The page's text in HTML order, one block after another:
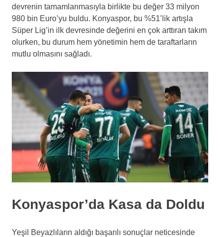
devrenin tamamlanmasıyla birlikte bu değer 33 milyon
980 bin Euro’yu buldu. Konyaspor, bu %51’lik artışla
Süper Lig’in ilk devresinde değerini en çok arttıran takım
olurken, bu durum hem yönetimin hem de taraftarların
mutlu olmasını sağladı.
Konyaspor’da Kasa da Doldu
Yeşil Beyazlıların aldığı başarılı sonuçlar neticesinde